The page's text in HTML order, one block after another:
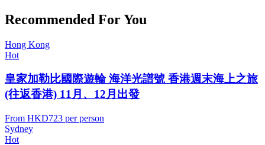
Recommended For You
Hong Kong
Hot
皇家加勒比國際遊輪 海洋光譜號 香港週末海上之旅
(往返香港) 11月、12月出發
From HKD723 per person
Sydney
Hot